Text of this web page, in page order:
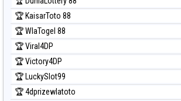
Prediksi Sydney Lotto
Prediksi Sydney Pools 6d
Prediksi Taipei
Prediksi Taiwan
🏆 KaisarToto 88
🏆 WlaTogel 88
🏆 Viral4DP
🏆 Victory4DP
🏆 LuckySlot99
🏆 4dprizewlatoto